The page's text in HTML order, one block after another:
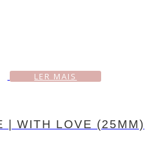
LER MAIS
| WITH LOVE (25MM)